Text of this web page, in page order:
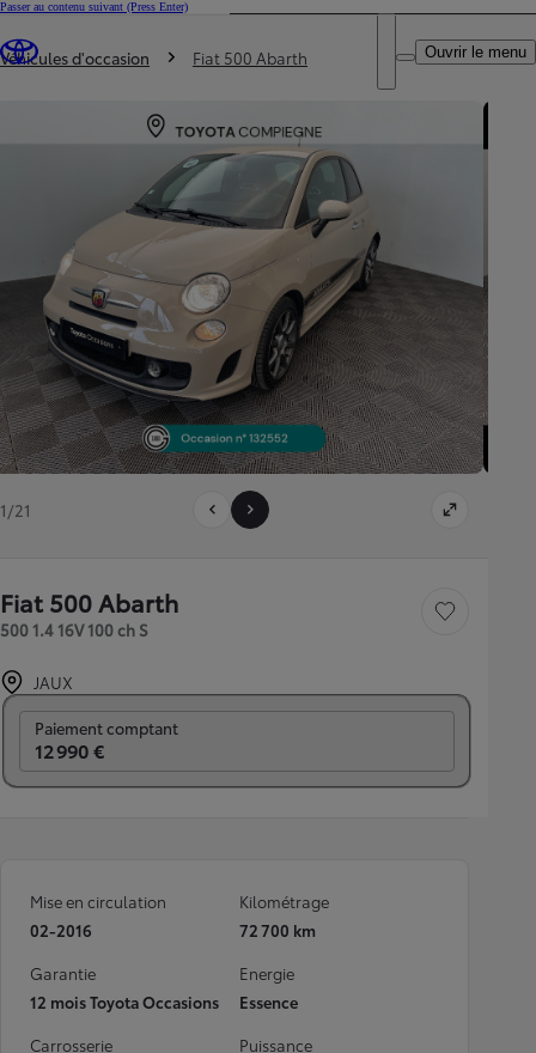
Passer au contenu suivant (Press Enter)
Trouvez un partenaire Toyota
DEALER NAME
Ouvrir le menu
Vous êtes ici
Véhicules d'occasion Fiat 500 Abarth
1/21
Fiat 500 Abarth
500 1.4 16V 100 ch S
Sauvegarder le
JAUX
Paiement comptant
12 990 €
Mise en circulation
02-2016
Kilométrage
72 700 km
Garantie
12 mois Toyota Occasions
Energie
Essence
Carrosserie
Puissance